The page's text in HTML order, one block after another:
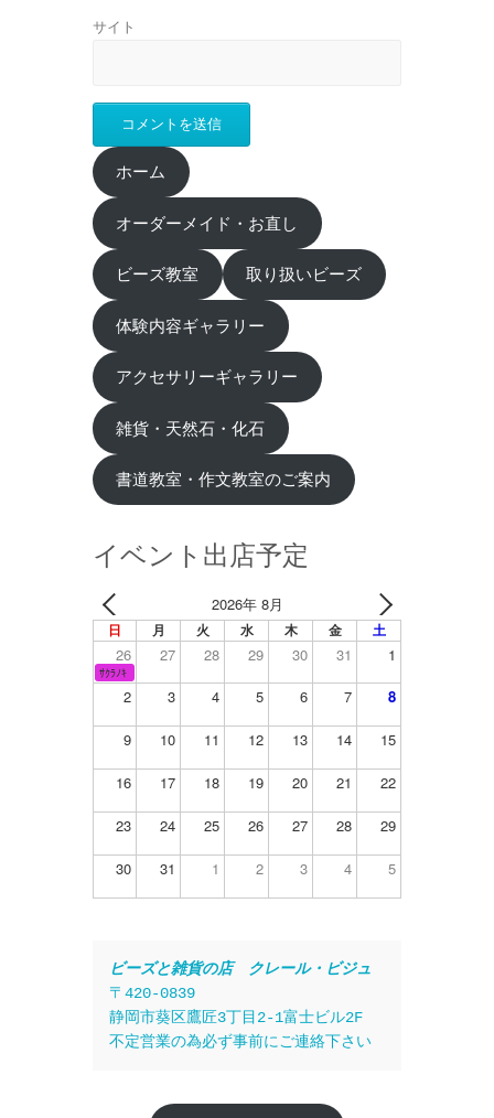
サイト
ホーム
オーダーメイド・お直し
ビーズ教室 取り扱いビーズ
体験内容ギャラリー
アクセサリーギャラリー
雑貨・天然石・化石
書道教室・作文教室のご案内
イベント出店予定
2026年 8月
日 月 火 水 木 金 土
26 27 28 29 30 31 1
ｻｸﾗﾉｷ
2 3 4 5 6 7 8
9 10 11 12 13 14 15
16 17 18 19 20 21 22
23 24 25 26 27 28 29
30 31 1 2 3 4 5
ビーズと雑貨の店　クレール・ビジュ
〒420-0839
静岡市葵区鷹匠3丁目2-1富士ビル2F
不定営業の為必ず事前にご連絡下さい